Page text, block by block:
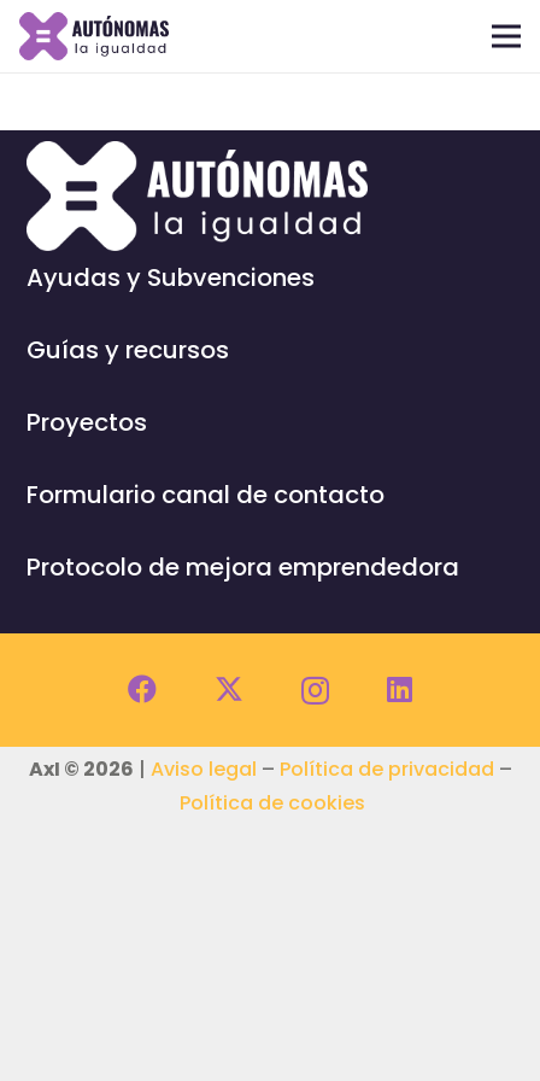
Ayudas y Subvenciones
Guías y recursos
Proyectos
Formulario canal de contacto
Protocolo de mejora emprendedora
AxI © 2026 | Aviso legal – Política de privacidad –
Política de cookies